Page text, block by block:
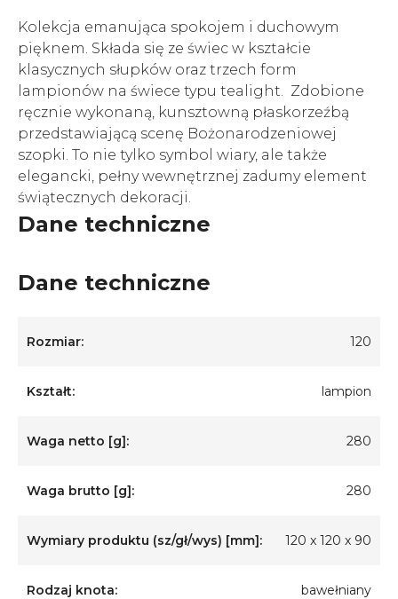
Kolekcja emanująca spokojem i duchowym
pięknem. Składa się ze świec w kształcie
klasycznych słupków oraz trzech form
lampionów na świece typu tealight. Zdobione
ręcznie wykonaną, kunsztowną płaskorzeźbą
przedstawiającą scenę Bożonarodzeniowej
szopki. To nie tylko symbol wiary, ale także
elegancki, pełny wewnętrznej zadumy element
świątecznych dekoracji.
Dane techniczne
Dane techniczne
Rozmiar: 120
Kształt: lampion
Waga netto [g]: 280
Waga brutto [g]: 280
Wymiary produktu (sz/gł/wys) [mm]: 120 x 120 x 90
Rodzaj knota: bawełniany